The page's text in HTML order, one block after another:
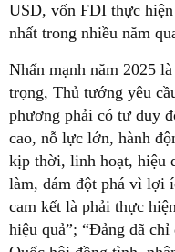
USD, vốn FDI thực
nhất trong nhiều năm
Nhấn mạnh năm 2025
trọng, Thủ tướng yêu
phương phải có tư duy
cao, nỗ lực lớn, hành
kịp thời, linh hoạt, hiệu
làm, dám đột phá vì lợi
cam kết là phải thực
hiệu quả”; “Đảng đã